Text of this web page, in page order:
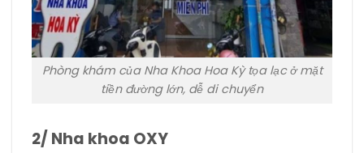
Phòng khám của Nha Khoa Hoa Kỳ tọa lạc ở mặt
tiền đường lớn, dễ di chuyển
2/ Nha khoa OXY